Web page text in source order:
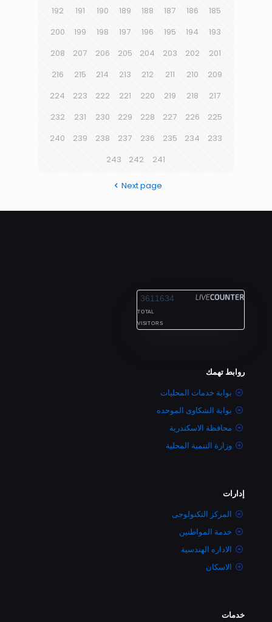
185
186
187
188
189
190
191
192
193
194
195
196
197
198
199
200
201
202
203
204
205
206
207
208
209
210
211
212
213
214
215
216
217
218
219
220
221
222
223
224
225
226
227
228
229
230
231
232
233
234
235
236
237
238
239
240
241
242
243
Next page
3611634
TOTAL
VISITORS
روابط تهمك
بوابة خدمات المحليات
بوابة الشكاوى الموحده
محافظة الاسكندرية
وزارة التنمية المحلية
إدارات
المركز التكنولوجى
خدمة المواطنين
الاداره الهندسية
الاسكان
خدمات